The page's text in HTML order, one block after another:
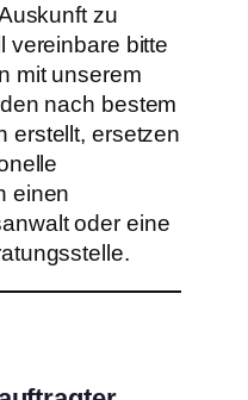
zu
vereinbare bitte
mit unserem
nach bestem
erstellt, ersetzen
einen
oder eine